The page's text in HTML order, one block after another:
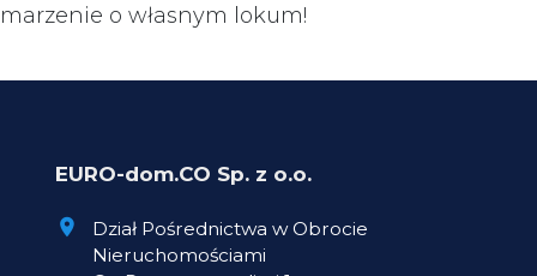
marzenie o własnym lokum!
EURO-dom.CO Sp. z o.o.
Dział Pośrednictwa w Obrocie
Nieruchomościami